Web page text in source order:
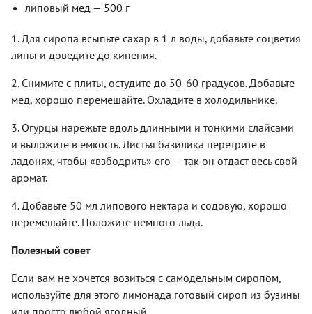
липовый мед — 500 г
1. Для сиропа всыпьте сахар в 1 л воды, добавьте соцветия
липы и доведите до кипения.
2. Снимите с плиты, остудите до 50-60 градусов. Добавьте
мед, хорошо перемешайте. Охладите в холодильнике.
3. Огурцы нарежьте вдоль длинными и тонкими слайсами
и выложите в емкость. Листья базилика перетрите в
ладонях, чтобы «взбодрить» его — так он отдаст весь свой
аромат.
4. Добавьте 50 мл липового нектара и содовую, хорошо
перемешайте. Положите немного льда.
Полезный совет
Если вам не хочется возиться с самодельным сиропом,
используйте для этого лимонада готовый сироп из бузины